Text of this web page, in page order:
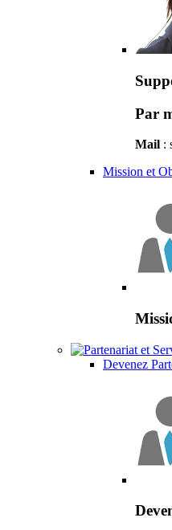
Par
Mail :
Mission et
Devenez